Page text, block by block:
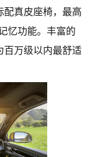
配真皮座椅，最高
忆功能。丰富的
百万级以内最舒适